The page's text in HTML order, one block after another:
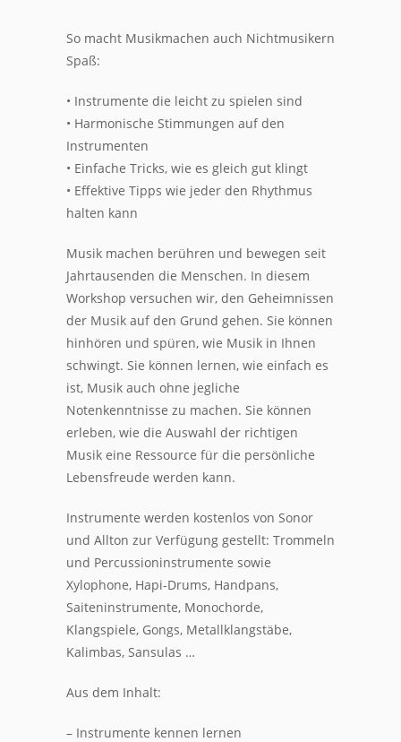
So macht Musikmachen auch Nichtmusikern
Spaß:
• Instrumente die leicht zu spielen sind
• Harmonische Stimmungen auf den
Instrumenten
• Einfache Tricks, wie es gleich gut klingt
• Effektive Tipps wie jeder den Rhythmus
halten kann
Musik machen berühren und bewegen seit
Jahrtausenden die Menschen. In diesem
Workshop versuchen wir, den Geheimnissen
der Musik auf den Grund gehen. Sie können
hinhören und spüren, wie Musik in Ihnen
schwingt. Sie können lernen, wie einfach es
ist, Musik auch ohne jegliche
Notenkenntnisse zu machen. Sie können
erleben, wie die Auswahl der richtigen
Musik eine Ressource für die persönliche
Lebensfreude werden kann.
Instrumente werden kostenlos von Sonor
und Allton zur Verfügung gestellt: Trommeln
und Percussioninstrumente sowie
Xylophone, Hapi-Drums, Handpans,
Saiteninstrumente, Monochorde,
Klangspiele, Gongs, Metallklangstäbe,
Kalimbas, Sansulas …
Aus dem Inhalt:
– Instrumente kennen lernen